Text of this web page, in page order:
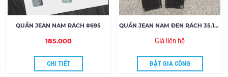
QUẦN JEAN NAM RÁCH #695
185.000
CHI TIẾT
QUẦN JEAN NAM ĐEN RÁCH 35.150
Giá liên hệ
ĐẶT GIA CÔNG